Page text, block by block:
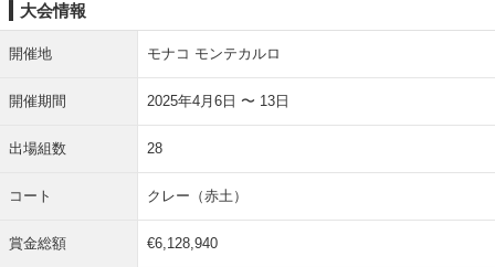
大会情報
開催地 モナコ モンテカルロ
開催期間 2025年4月6日 〜 13日
出場組数 28
コート クレー（赤土）
賞金総額 €6,128,940